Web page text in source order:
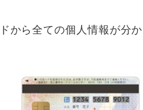
から全ての個人情報が分